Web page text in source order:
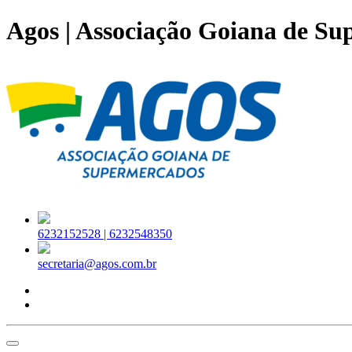
Agos | Associação Goiana de
6232152528 | 6232548350
secretaria@agos.com.br